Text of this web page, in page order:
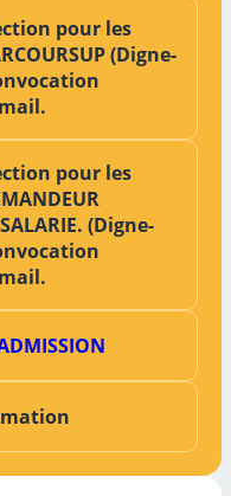
pour les
(Digne-
pour les
(Digne-